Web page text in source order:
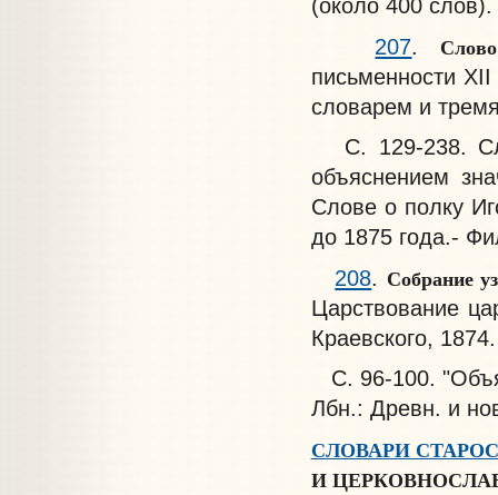
207
письменности
словарем и
С. 129-238.
объяснением
Слове о полку
до 1875 года.-
208. Собрание
Царствование
Краевского,
С. 96-100.
Лбн.: Древн. и
СЛОВАРИ
И